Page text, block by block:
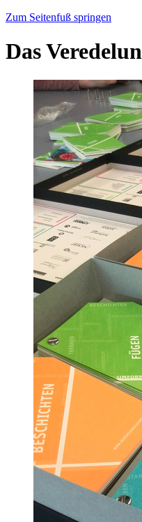
Zum Seitenfuß springen
Das